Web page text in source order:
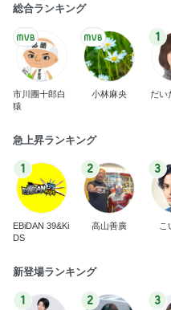
総合ランキング
市川團十郎白
猿
小林麻央
1
だい
急上昇ランキング
1
EBiDAN 39&Ki
DS
2
高山善廣
3
こ
新登場ランキング
1 2 3